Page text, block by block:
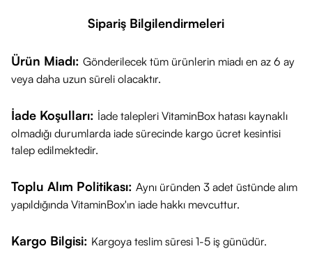
Sipariş Bilgilendirmeleri
Ürün Miadı: Gönderilecek tüm ürünlerin miadı en az 6 ay
veya daha uzun süreli olacaktır.
İade Koşulları: İade talepleri VitaminBox hatası kaynaklı
olmadığı durumlarda iade sürecinde kargo ücret kesintisi
talep edilmektedir.
Toplu Alım Politikası: Aynı üründen 3 adet üstünde alım
yapıldığında VitaminBox'ın iade hakkı mevcuttur.
Kargo Bilgisi: Kargoya teslim süresi 1-5 iş günüdür.